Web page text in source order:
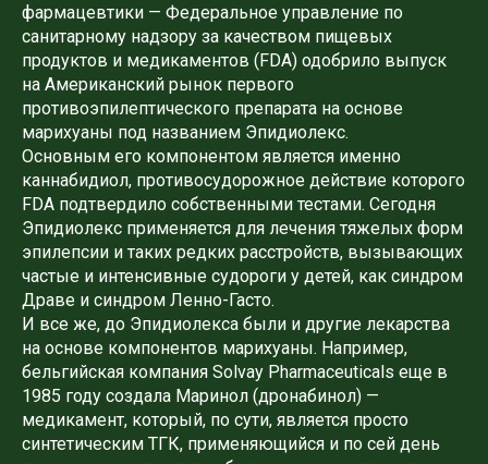
фармацевтики — Федеральное управление по
санитарному надзору за качеством пищевых
продуктов и медикаментов (FDA) одобрило выпуск
на Американский рынок первого
противоэпилептического препарата на основе
марихуаны под названием Эпидиолекс.
Основным его компонентом является именно
каннабидиол, противосудорожное действие которого
FDA подтвердило собственными тестами. Сегодня
Эпидиолекс применяется для лечения тяжелых форм
эпилепсии и таких редких расстройств, вызывающих
частые и интенсивные судороги у детей, как синдром
Драве и синдром Ленно-Гасто.
И все же, до Эпидиолекса были и другие лекарства
на основе компонентов марихуаны. Например,
бельгийская компания Solvay Pharmaceuticals еще в
1985 году создала Маринол (дронабинол) —
медикамент, который, по сути, является просто
синтетическим ТГК, применяющийся и по сей день